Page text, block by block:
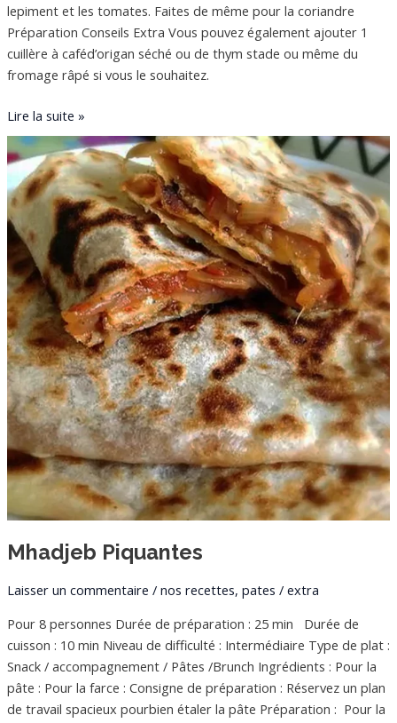
lepiment et les tomates. Faites de même pour la coriandre
Préparation Conseils Extra Vous pouvez également ajouter 1
cuillère à caféd’origan séché ou de thym stade ou même du
fromage râpé si vous le souhaitez.
Lire la suite »
Mhadjeb Piquantes
Laisser un commentaire / nos recettes, pates / extra
Pour 8 personnes Durée de préparation : 25 min Durée de
cuisson : 10 min Niveau de difficulté : Intermédiaire Type de plat :
Snack / accompagnement / Pâtes /Brunch Ingrédients : Pour la
pâte : Pour la farce : Consigne de préparation : Réservez un plan
de travail spacieux pourbien étaler la pâte Préparation : Pour la
Mhadjeb
piquantes